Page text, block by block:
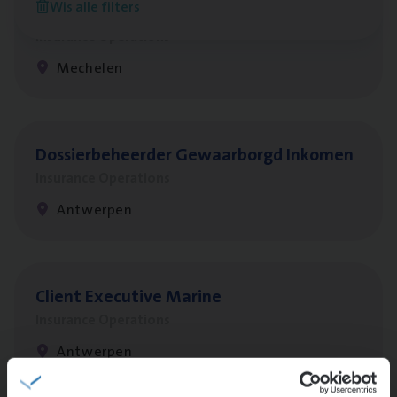
Wis alle filters
re­da Huys­mans — Mechelen
Mechelen
Dos­sier­be­heer­der Gewaar­borgd Inkomen
Antwerpen
Client Exe­cu­ti­ve Marine
Antwerpen